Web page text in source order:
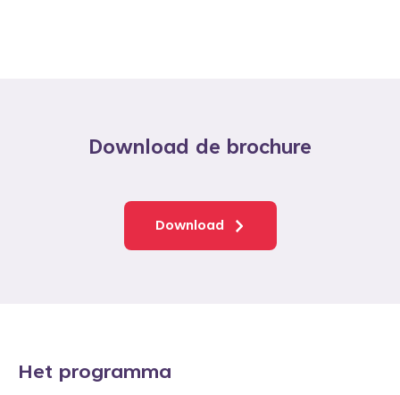
Download de brochure
Download
Het programma